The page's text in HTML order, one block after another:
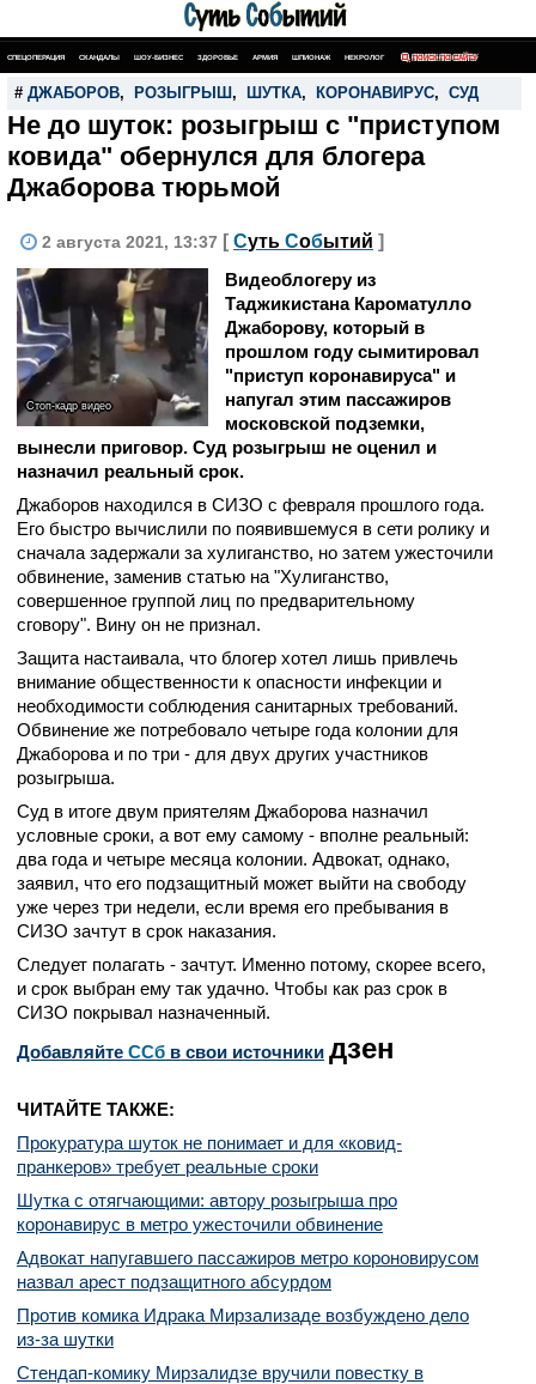
СПЕЦОПЕРАЦИЯ СКАНДАЛЫ ШОУ-БИЗНЕС ЗДОРОВЬЕ АРМИЯ ШПИОНАЖ НЕКРОЛОГ ПОИСК ПО САЙТУ
# ДЖАБОРОВ, РОЗЫГРЫШ , ШУТКА, КОРОНАВИРУС, СУД
Не до шуток: розыгрыш с "приступом
ковида" обернулся для блогера
Джаборова тюрьмой
2 августа 2021, 13:37 [ Суть Событий ]
Стоп-кадр видео
Видеоблогеру из
Таджикистана Кароматулло
Джаборову, который в
прошлом году сымитировал
"приступ коронавируса" и
напугал этим пассажиров
московской подземки,
вынесли приговор. Суд розыгрыш не оценил и
назначил реальный срок.
Джаборов находился в СИЗО с февраля прошлого года.
Его быстро вычислили по появившемуся в сети ролику и
сначала задержали за хулиганство, но затем ужесточили
обвинение, заменив статью на "Хулиганство,
совершенное группой лиц по предварительному
сговору". Вину он не признал.
Защита настаивала, что блогер хотел лишь привлечь
внимание общественности к опасности инфекции и
необходимости соблюдения санитарных требований.
Обвинение же потребовало четыре года колонии для
Джаборова и по три - для двух других участников
розыгрыша.
Суд в итоге двум приятелям Джаборова назначил
условные сроки, а вот ему самому - вполне реальный:
два года и четыре месяца колонии. Адвокат, однако,
заявил, что его подзащитный может выйти на свободу
уже через три недели, если время его пребывания в
СИЗО зачтут в срок наказания.
Следует полагать - зачтут. Именно потому, скорее всего,
и срок выбран ему так удачно. Чтобы как раз срок в
СИЗО покрывал назначенный.
Добавляйте CСб в свои источники дзен
ЧИТАЙТЕ ТАКЖЕ:
Прокуратура шуток не понимает и для «ковид-
пранкеров» требует реальные сроки
Шутка с отягчающими: автору розыгрыша про
коронавирус в метро ужесточили обвинение
Адвокат напугавшего пассажиров метро короновирусом
назвал арест подзащитного абсурдом
Против комика Идрака Мирзализаде возбуждено дело
из-за шутки
Стендап-комику Мирзалидзе вручили повестку в